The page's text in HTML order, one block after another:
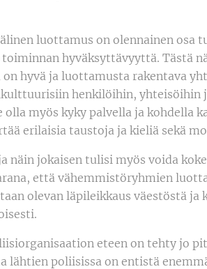
luottamus on olennainen osa
hyväksyttävyyttä. Tästä
hyvä ja luottamusta rakentava
henkilöihin, yhteisöihin
myös kyky palvella ja kohdella
erilaisia taustoja ja kieliä sekä
näin jokaisen tulisi myös voida
että vähemmistöryhmien
olevan läpileikkaus väestöstä ja
eteen on tehty jo
lähtien poliisissa on entistä